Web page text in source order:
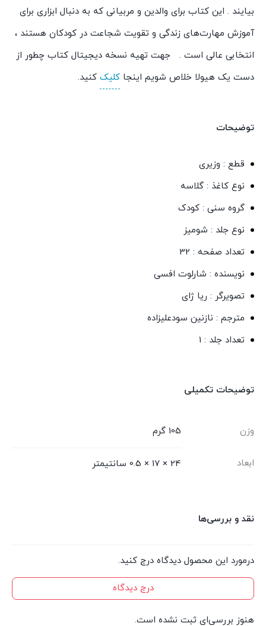
بیایند . این کتاب برای والدین و مربیانی که به دنبال ابزاری برای
آموزش مهارت‌های زندگی و تقویت شجاعت در کودکان هستند ،
انتخابی عالی است . جهت تهیه نسخه دیجیتال کتاب چطور از
دست یک هیولا خلاص شویم اینجا کلیک کنید.
توضیحات
قطع : وزیری
نوع کاغذ : گلاسه
گروه سنی : کودک
نوع جلد : شومیز
تعداد صفحه : 32
نویسنده : شارلوت افسی
تصویرگر : ریا ژای
مترجم : نازنین سودعلیزاده
تعداد جلد : 1
توضیحات تکمیلی
وزن 105 گرم
ابعاد 24 × 17 × 0.5 سانتیمتر
نقد و بررسی‌ها
درمورد این محصول دیدگاه درج کنید.
درج دیدگاه
هنوز بررسی‌ای ثبت نشده است.